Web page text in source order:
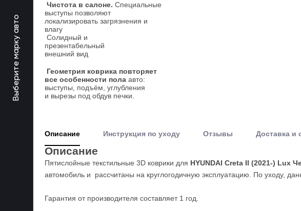
Выберите марку авто
Чистота в салоне. Специальные
выступы позволяют
локализировать загрязнения и
влагу
Солидный и
презентабельный
внешний вид
Геометрия коврика повторяет
все особенности пола авто:
выступы, подъём, углубления
и вырезы под обдув печки.
Описание Инструкция по уходу Отзывы Доставка и
Описание
Пятислойные текстильные 3D коврики для HYUNDAI Creta II (2021-) Lux
автомобиль и рассчитаны на круглогодичную эксплуатацию. По уходу,
Гарантия от производителя составляет 1 год.